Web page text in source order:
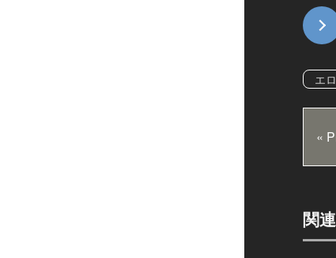
エ
«
関